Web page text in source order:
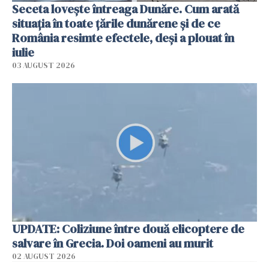
Seceta lovește întreaga Dunăre. Cum arată
situația în toate țările dunărene și de ce
România resimte efectele, deși a plouat în
iulie
03 AUGUST 2026
UPDATE: Coliziune între două elicoptere de
salvare în Grecia. Doi oameni au murit
02 AUGUST 2026